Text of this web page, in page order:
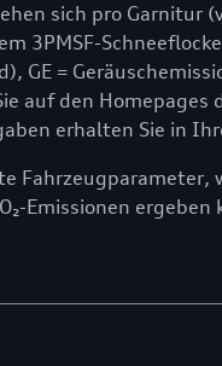
sich pro Garnitur
3PMSF-
=
auf den Homepages
erhalten Sie in
Fahrzeugparameter,
Emissionen